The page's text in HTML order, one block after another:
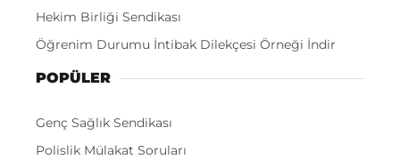
Hekim Birliği Sendikası
Öğrenim Durumu İntibak Dilekçesi Örneği İndir
POPÜLER
Genç Sağlık Sendikası
Polislik Mülakat Soruları